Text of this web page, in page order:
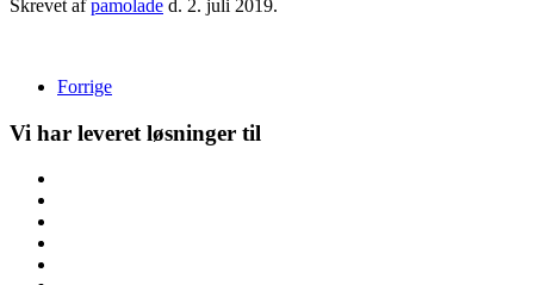
Skrevet afpamolade d. 2. juli 2019.
Forrige
Vi har leveret løsninger til